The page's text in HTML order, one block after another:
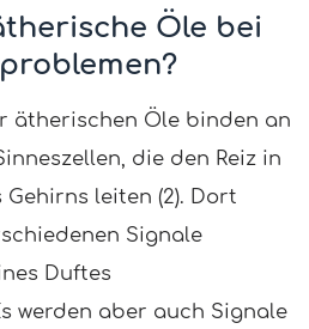
Öle bei
ätherischen Öle binden an
die den Reiz in
leiten (2). Dort
Signale
Duftes
werden aber auch Signale